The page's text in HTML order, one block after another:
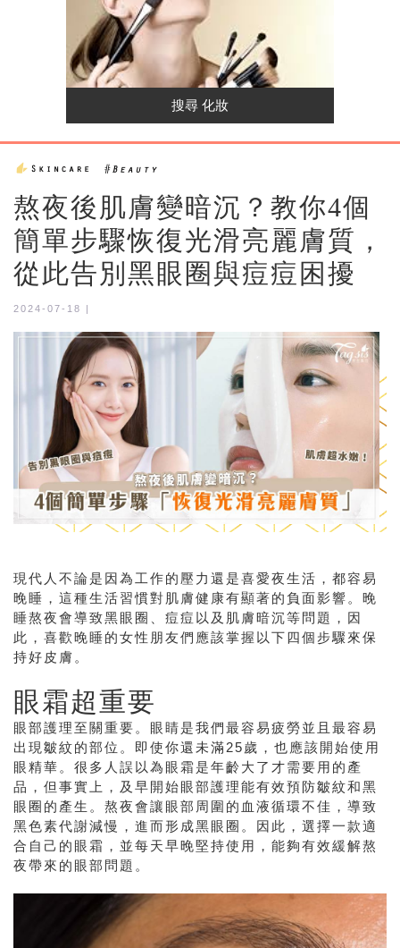
熬夜後肌膚變暗沉？教你4個
簡單步驟恢復光滑亮麗膚質，
從此告別黑眼圈與痘痘困擾
2024-07-18 |
現代人不論是因為工作的壓力還是喜愛夜生活，都容易
晚睡，這種生活習慣對肌膚健康有顯著的負面影響。晚
睡熬夜會導致黑眼圈、痘痘以及肌膚暗沉等問題，因
此，喜歡晚睡的女性朋友們應該掌握以下四個步驟來保
持好皮膚。
眼霜超重要
眼部護理至關重要。眼睛是我們最容易疲勞並且最容易
出現皺紋的部位。即使你還未滿25歲，也應該開始使用
眼精華。很多人誤以為眼霜是年齡大了才需要用的產
品，但事實上，及早開始眼部護理能有效預防皺紋和黑
眼圈的產生。熬夜會讓眼部周圍的血液循環不佳，導致
黑色素代謝減慢，進而形成黑眼圈。因此，選擇一款適
合自己的眼霜，並每天早晚堅持使用，能夠有效緩解熬
夜帶來的眼部問題。